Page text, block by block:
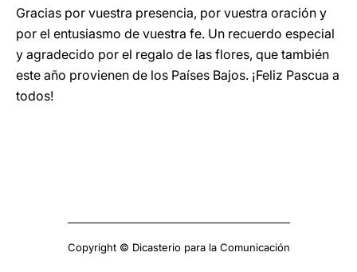
Gracias por vuestra presencia, por vuestra oración y
por el entusiasmo de vuestra fe. Un recuerdo especial
y agradecido por el regalo de las flores, que también
este año provienen de los Países Bajos. ¡Feliz Pascua a
todos!
Copyright © Dicasterio para la Comunicación